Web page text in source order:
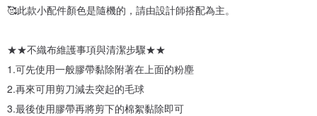
🥰此款小配件顏色是隨機的，請由設計師搭配為主。
★★不織布維護事項與清潔步驟★★
1.可先使用一般膠帶黏除附著在上面的粉塵
2.再來可用剪刀減去突起的毛球
3.最後使用膠帶再將剪下的棉絮黏除即可